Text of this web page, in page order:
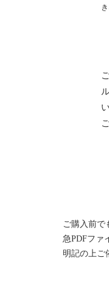
ご購入前で
急PDFファ
明記の上ご